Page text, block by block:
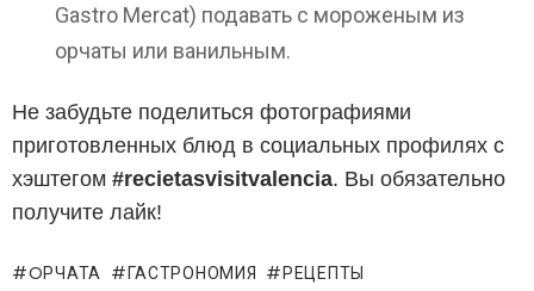
Gastro Mercat) подавать с мороженым из
орчаты или ванильным.
Не забудьте поделиться фотографиями
приготовленных блюд в социальных профилях с
хэштегом #recietasvisitvalencia. Вы обязательно
получите лайк!
OРЧАТА ГАСТРОНОМИЯ
РЕЦЕПТЫ